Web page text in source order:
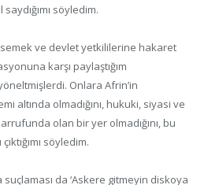
söyledim.
ve devlet yetkililerine hakaret
karşı paylaştığım
Onlara Afrin’in
altında olmadığını, hukuki, siyasi ve
olan bir yer olmadığını, bu
söyledim.
da ‘Askere gitmeyin diskoya